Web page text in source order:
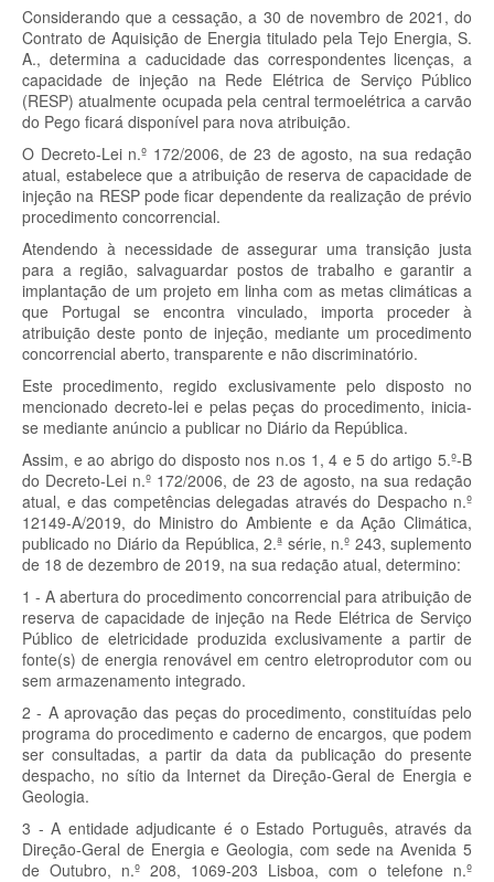
Considerando que a cessação, a 30 de novembro de 2021, do
Contrato de Aquisição de Energia titulado pela Tejo Energia, S.
A., determina a caducidade das correspondentes licenças, a
capacidade de injeção na Rede Elétrica de Serviço Público
(RESP) atualmente ocupada pela central termoelétrica a carvão
do Pego ficará disponível para nova atribuição.
O Decreto-Lei n.º 172/2006, de 23 de agosto, na sua redação
atual, estabelece que a atribuição de reserva de capacidade de
injeção na RESP pode ficar dependente da realização de prévio
procedimento concorrencial.
Atendendo à necessidade de assegurar uma transição justa
para a região, salvaguardar postos de trabalho e garantir a
implantação de um projeto em linha com as metas climáticas a
que Portugal se encontra vinculado, importa proceder à
atribuição deste ponto de injeção, mediante um procedimento
concorrencial aberto, transparente e não discriminatório.
Este procedimento, regido exclusivamente pelo disposto no
mencionado decreto-lei e pelas peças do procedimento, inicia-
se mediante anúncio a publicar no Diário da República.
Assim, e ao abrigo do disposto nos n.os 1, 4 e 5 do artigo 5.º-B
do Decreto-Lei n.º 172/2006, de 23 de agosto, na sua redação
atual, e das competências delegadas através do Despacho n.º
12149-A/2019, do Ministro do Ambiente e da Ação Climática,
publicado no Diário da República, 2.ª série, n.º 243, suplemento
de 18 de dezembro de 2019, na sua redação atual, determino:
1 - A abertura do procedimento concorrencial para atribuição de
reserva de capacidade de injeção na Rede Elétrica de Serviço
Público de eletricidade produzida exclusivamente a partir de
fonte(s) de energia renovável em centro eletroprodutor com ou
sem armazenamento integrado.
2 - A aprovação das peças do procedimento, constituídas pelo
programa do procedimento e caderno de encargos, que podem
ser consultadas, a partir da data da publicação do presente
despacho, no sítio da Internet da Direção-Geral de Energia e
Geologia.
3 - A entidade adjudicante é o Estado Português, através da
Direção-Geral de Energia e Geologia, com sede na Avenida 5
de Outubro, n.º 208, 1069-203 Lisboa, com o telefone n.º